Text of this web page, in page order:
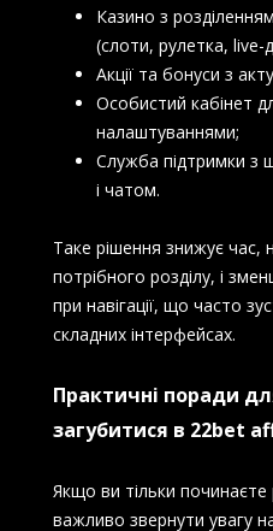
Казино з
(слоти, рулетка, live-
Акції та бонуси з
Особистий кабінет
налаштуваннями;
Служба підтримки з
і чатом.
Таке рішення знижує час,
потрібного розділу, і
при навігації, що часто
складних інтерфейсах.
Практичні поради
загубитися в 22bet
Якщо ви тільки
важливо звернути увагу